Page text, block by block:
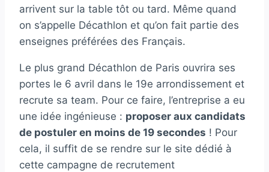
arrivent sur la table tôt ou tard. Même quand
on s’appelle Décathlon et qu’on fait partie des
enseignes préférées des Français.
Le plus grand Décathlon de Paris ouvrira ses
portes le 6 avril dans le 19e arrondissement et
recrute sa team. Pour ce faire, l’entreprise a eu
une idée ingénieuse : proposer aux candidats
de postuler en moins de 19 secondes ! Pour
cela, il suffit de se rendre sur le site dédié à
cette campagne de recrutement